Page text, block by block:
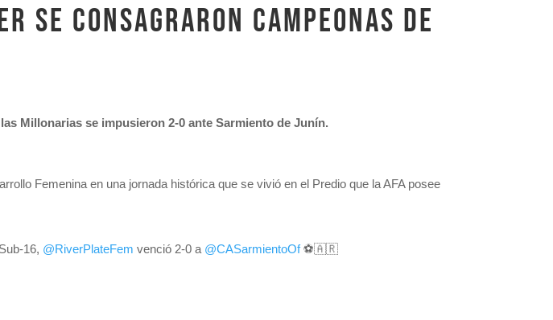
se consagraron campeonas de
Millonarias se impusieron 2-0 ante Sarmiento de Junín.
Femenina en una jornada histórica que se vivió en el Predio que la AFA posee
16, @RiverPlateFem venció 2-0 a @CASarmientoOf⚽🇦🇷